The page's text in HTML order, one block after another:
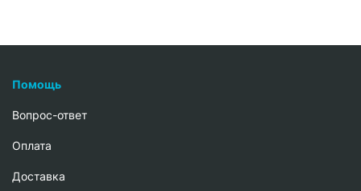
Помощь
Вопрос-ответ
Oплата
Доставка